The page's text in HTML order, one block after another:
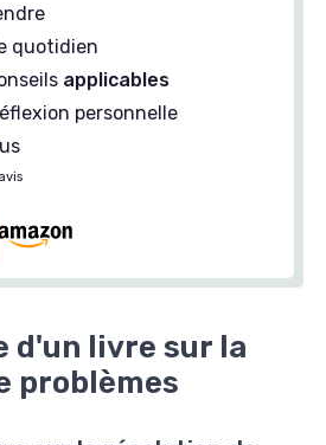
quotidien
applicables
personnelle
d'un livre sur la
problèmes